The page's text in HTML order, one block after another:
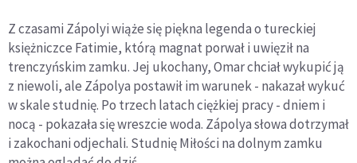
Z czasami Zápolyi wiąże się piękna legenda o tureckiej
księżniczce Fatimie, którą magnat porwał i uwięził na
trenczyńskim zamku. Jej ukochany, Omar chciał wykupić ją
z niewoli, ale Zápolya postawił im warunek - nakazał wykuć
w skale studnię. Po trzech latach ciężkiej pracy - dniem i
nocą - pokazała się wreszcie woda. Zápolya słowa dotrzymał
i zakochani odjechali. Studnię Miłości na dolnym zamku